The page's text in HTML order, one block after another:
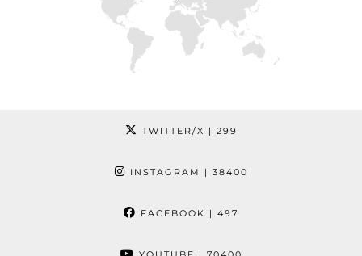
TWITTER/X | 299
INSTAGRAM | 38400
FACEBOOK | 497